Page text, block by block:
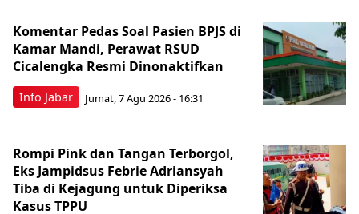
Info Jabar
Komentar Pedas Soal Pasien BPJS di
Kamar Mandi, Perawat RSUD
Cicalengka Resmi Dinonaktifkan
Jumat, 7 Agu 2026 - 16:31
Rompi Pink dan Tangan Terborgol,
Eks Jampidsus Febrie Adriansyah
Tiba di Kejagung untuk Diperiksa
Kasus TPPU